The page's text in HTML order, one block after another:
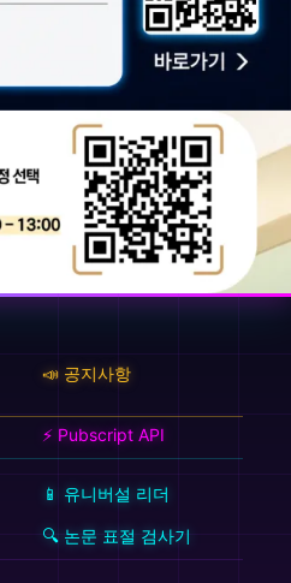
📣 공지사항
⚡ Pubscript API
📱 유니버설 리더
🔍 논문 표절 검사기